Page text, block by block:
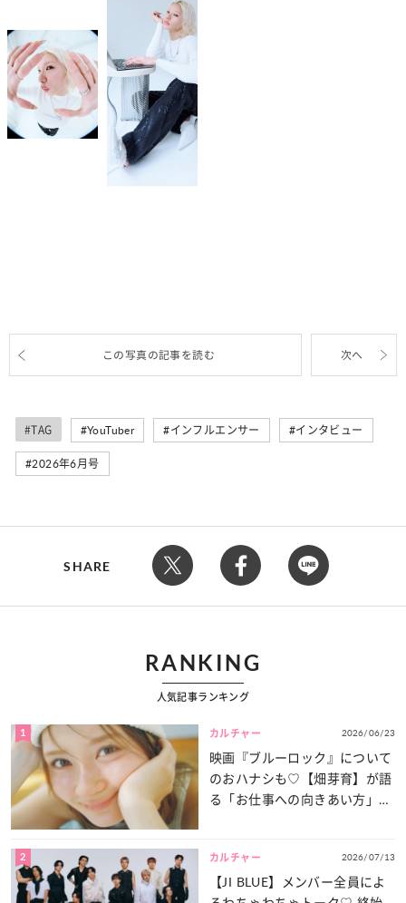
この写真の記事を読む 次へ
#TAG YouTuber インフルエンサー インタビュー
2026年6月号
SHARE
RANKING
人気記事ランキング
1 カルチャー 2026/06/23
映画『ブルーロック』について
のおハナシも♡【畑芽育】が語
る「お仕事への向きあい方」と
2 カルチャー 2026/07/13
【JI BLUE】メンバー全員によ